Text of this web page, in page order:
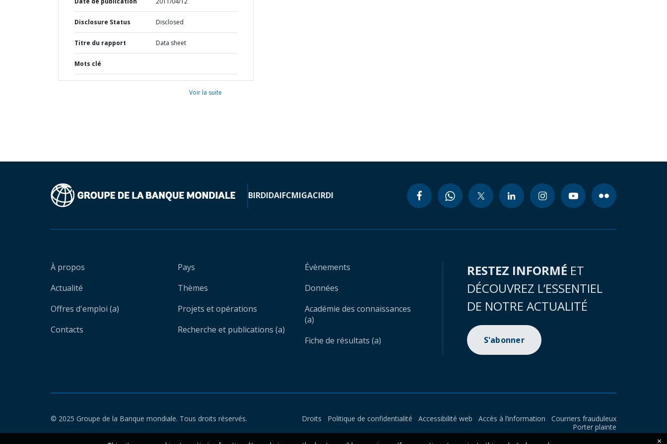
Disclosure Status Disclosed
Titre du rapport Data sheet
Mots clé
Voir la suite
BIRDIDAIFCMIGACIRDI
À propos
Actualité
Offres d'emploi (a)
Contacts
Pays
Thèmes
Projets et opérations
Recherche et publications (a)
Évènements
Données
Académie des connaissances
(a)
Fiche de résultats (a)
RESTEZ INFORMÉ ET
DÉCOUVREZ L’ESSENTIEL
DE NOTRE ACTUALITÉ
S'abonner
© 2025 Groupe de la Banque mondiale. Tous droits réservés. Droits Politique de confidentialité Accessibilité web Accès à l’information
Courriers frauduleux
Porter plainte
×